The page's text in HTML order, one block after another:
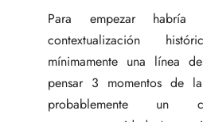
Para empezar
contextualización
mínimamente una línea
pensar 3 momentos de
probablemente